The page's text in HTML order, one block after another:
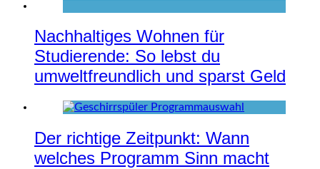
Nachhaltiges Wohnen für
Studierende: So lebst du
umweltfreundlich und sparst Geld
Der richtige Zeitpunkt: Wann
welches Programm Sinn macht